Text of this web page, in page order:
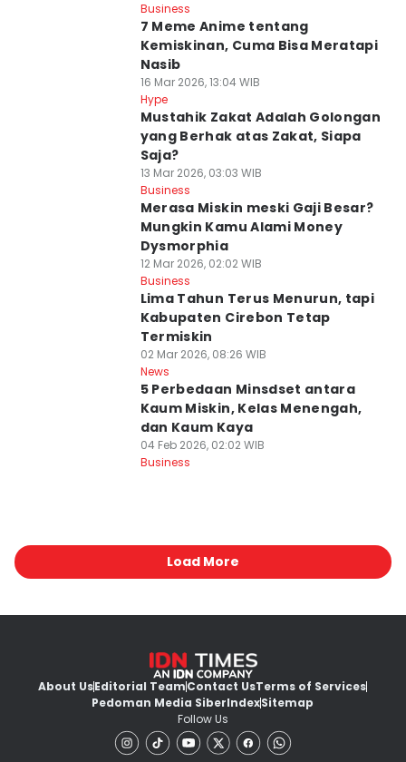
Business
7 Meme Anime tentang
Kemiskinan, Cuma Bisa Meratapi
Nasib
16 Mar 2026, 13:04 WIB
Hype
Mustahik Zakat Adalah Golongan
yang Berhak atas Zakat, Siapa
Saja?
13 Mar 2026, 03:03 WIB
Business
Merasa Miskin meski Gaji Besar?
Mungkin Kamu Alami Money
Dysmorphia
12 Mar 2026, 02:02 WIB
Business
Lima Tahun Terus Menurun, tapi
Kabupaten Cirebon Tetap
Termiskin
02 Mar 2026, 08:26 WIB
News
5 Perbedaan Minsdset antara
Kaum Miskin, Kelas Menengah,
dan Kaum Kaya
04 Feb 2026, 02:02 WIB
Business
Load More
About UsEditorial TeamContact UsTerms of Services
Pedoman Media SiberIndexSitemap
Follow Us